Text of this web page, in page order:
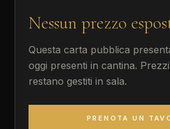
Nessun prezzo
Questa carta pubblica
oggi presenti in cantina.
restano gestiti in sala.
PRENOTA UN